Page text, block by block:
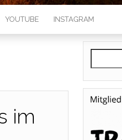
YOUTUBE INSTAGRAM
im